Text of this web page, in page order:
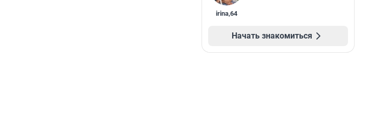
irina,64
Начать знакомиться